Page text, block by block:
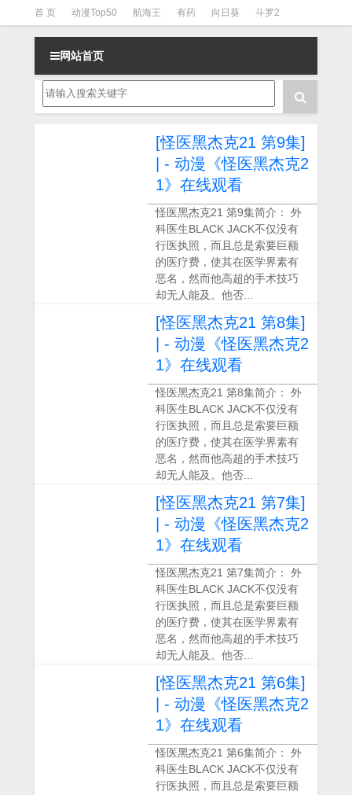
首 页 动漫Top50 航海王 有药 向日葵 斗罗2
斗罗3 火影 一拳超人 柯南 阴阳师 节目清单
网站首页
[怪医黑杰克21 第9集]
| - 动漫《怪医黑杰克2
1》在线观看
怪医黑杰克21 第9集简介： 外
科医生BLACK JACK不仅没有
行医执照，而且总是索要巨额
的医疗费，使其在医学界素有
恶名，然而他高超的手术技巧
却无人能及。他否...
[怪医黑杰克21 第8集]
| - 动漫《怪医黑杰克2
1》在线观看
怪医黑杰克21 第8集简介： 外
科医生BLACK JACK不仅没有
行医执照，而且总是索要巨额
的医疗费，使其在医学界素有
恶名，然而他高超的手术技巧
却无人能及。他否...
[怪医黑杰克21 第7集]
| - 动漫《怪医黑杰克2
1》在线观看
怪医黑杰克21 第7集简介： 外
科医生BLACK JACK不仅没有
行医执照，而且总是索要巨额
的医疗费，使其在医学界素有
恶名，然而他高超的手术技巧
却无人能及。他否...
[怪医黑杰克21 第6集]
| - 动漫《怪医黑杰克2
1》在线观看
怪医黑杰克21 第6集简介： 外
科医生BLACK JACK不仅没有
行医执照，而且总是索要巨额